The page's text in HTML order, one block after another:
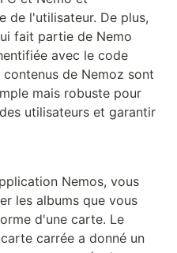
de l'utilisateur. De plus,
fait partie de Nemo
avec le code
de Nemoz sont
mais robuste pour
utilisateurs et garantir
Nemos, vous
les albums que vous
d'une carte. Le
carrée a donné un